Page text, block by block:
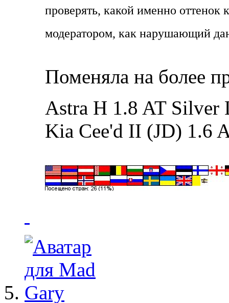
проверять, какой именно оттенок
модератором, как нарушающий
Поменяла на более
Astra H 1.8 AT
Kia Cee'd II (JD) 1.6